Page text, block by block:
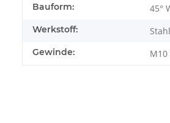
Bauform: 45°
Werkstoff:
Gewinde: M10